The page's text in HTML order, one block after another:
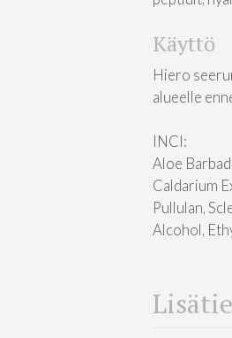
Käyttö
Hiero
alueelle
INCI:
Aloe
Caldarium
Pullulan,
Alcohol,